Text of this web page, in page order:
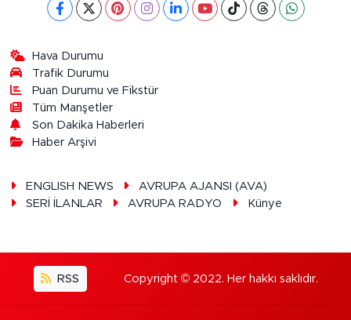
Hava Durumu
Trafik Durumu
Puan Durumu ve Fikstür
Tüm Manşetler
Son Dakika Haberleri
Haber Arşivi
ENGLISH NEWS
AVRUPA AJANSI (AVA)
SERİ İLANLAR
AVRUPA RADYO Künye
RSS Copyright © 2022. Her hakkı saklıdır.